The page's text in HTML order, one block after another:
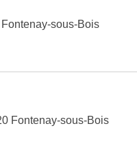
sous-Bois
Fontenay-sous-Bois